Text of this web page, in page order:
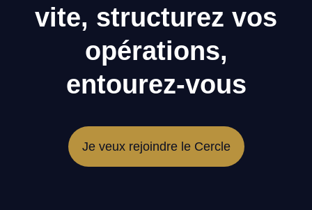
vite, structurez vos
opérations,
entourez-vous
Je veux rejoindre le Cercle